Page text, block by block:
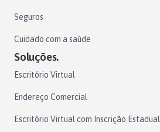
Seguros
Cuidado com a saúde
Soluções.
Escritório Virtual
Endereço Comercial
Escritório Virtual com Inscrição Estadual